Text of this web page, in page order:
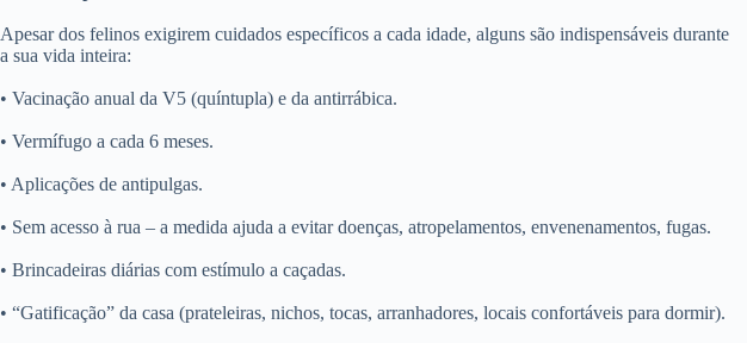
Apesar dos felinos exigirem cuidados específicos a cada idade, alguns são indispensáveis durante
a sua vida inteira:
• Vacinação anual da V5 (quíntupla) e da antirrábica.
• Vermífugo a cada 6 meses.
• Aplicações de antipulgas.
• Sem acesso à rua – a medida ajuda a evitar doenças, atropelamentos, envenenamentos, fugas.
• Brincadeiras diárias com estímulo a caçadas.
• “Gatificação” da casa (prateleiras, nichos, tocas, arranhadores, locais confortáveis para dormir).